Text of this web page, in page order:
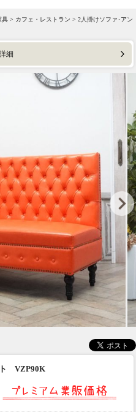
具 > カフェ・レストラン > 2人掛けソファ･アン
細
ト VZP90K